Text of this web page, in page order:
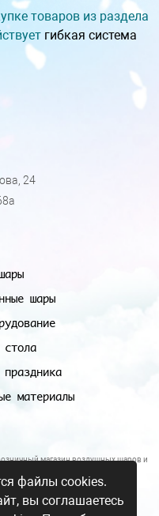
товаров из раздела
гибкая система
шары
материалы
24
магазин воздушных шаров и
являются публичной офертой.
файлы cookies.
вы соглашаетесь